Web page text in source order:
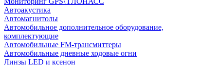
Автоакустика
Автомагнитолы
Автомобильное дополнительное оборудование,
комплектующие
Автомобильные FM-трансмиттеры
Автомобильные дневные ходовые огни
Линзы LED и ксенон